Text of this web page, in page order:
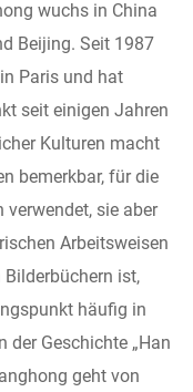
wuchs in China
Beijing. Seit 1987
Paris und hat
seit einigen Jahren
Kulturen macht
bemerkbar, für die
sie aber
Arbeitsweisen
ist,
häufig in
der Geschichte „Han
geht von